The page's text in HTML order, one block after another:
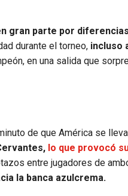
gran parte por
durante el torneo, incluso
en una salida que
de que América se
lo que provocó
entre jugadores de
la banca azulcrema.